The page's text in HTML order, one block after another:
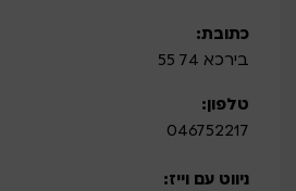
כתובת:
בירכא 74 55
טלפון:
046752217
ניווט עם וייז: